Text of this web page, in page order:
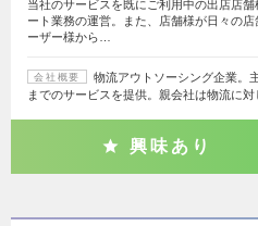
当社のサービスを既にご利用中の出店店
ート業務の運営。また、店舗様が日々の店
ーザー様から…
会社概要
物流アウトソーシング企業。
までのサービスを提供。親会社は物流に
興味あり